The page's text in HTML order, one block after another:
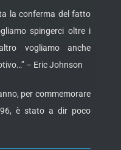
la conferma del fatto
spingerci oltre i
vogliamo anche
– Eric Johnson
per commemorare
è stato a dir poco